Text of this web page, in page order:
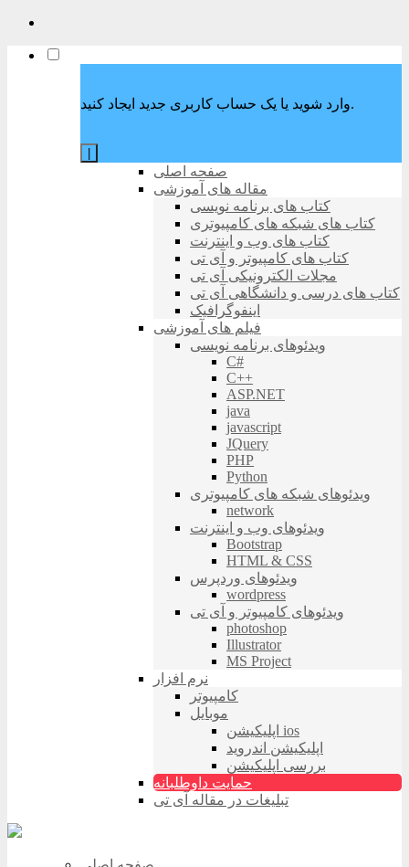
وارد شوید یا یک حساب کاربری جدید ایجاد کنید.
صفحه اصلی
مقاله های آموزشی
کتاب های برنامه نویسی
کتاب های شبکه های کامپیوتری
کتاب های وب و اینترنت
کتاب های کامپیوتر و آی تی
مجلات الکترونیکی آی تی
کتاب های درسی و دانشگاهی آی تی
اینفوگرافیک
فیلم های آموزشی
ویدئوهای برنامه نویسی
C#
C++
ASP.NET
java
javascript
JQuery
PHP
Python
ویدئوهای شبکه های کامپیوتری
network
ویدئوهای وب و اینترنت
Bootstrap
HTML & CSS
ویدئوهای وردپرس
wordpress
ویدئوهای کامپیوتر و آی تی
photoshop
Illustrator
MS Project
نرم افزار
کامپیوتر
موبایل
اپلیکیشن ios
اپلیکیشن اندروید
بررسی اپلیکیشن
حمایت داوطلبانه
تبلیغات در مقاله آی تی